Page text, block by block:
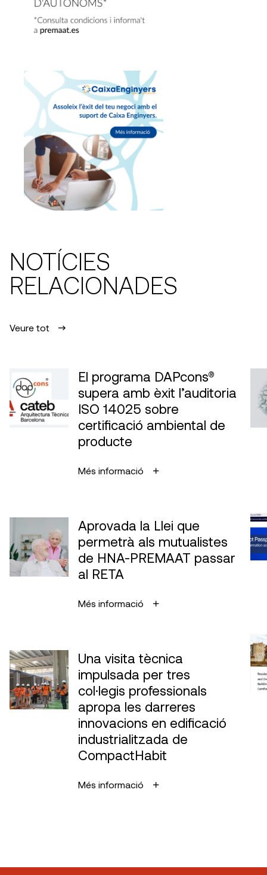
NOTÍCIES
RELACIONADES
Veure tot
El programa DAPcons®
supera amb èxit l’auditoria
ISO 14025 sobre
certificació ambiental de
producte
Més informació
Aprovada la Llei que
permetrà als mutualistes
de HNA-PREMAAT passar
al RETA
Més informació
Una visita tècnica
impulsada per tres
col·legis professionals
apropa les darreres
innovacions en edificació
industrialitzada de
CompactHabit
Més informació